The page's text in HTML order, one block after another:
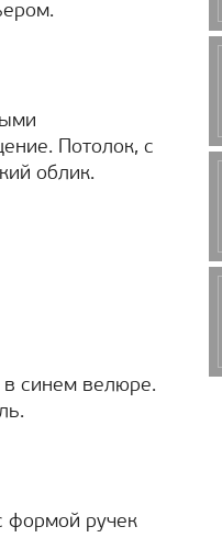
Потолок, с
облик.
в синем велюре.
формой ручек